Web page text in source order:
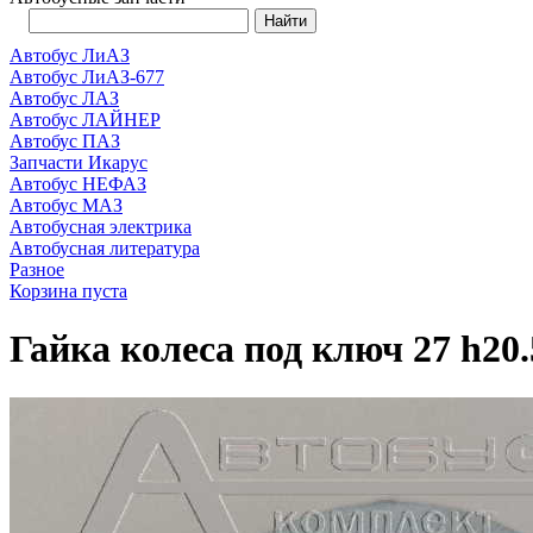
Автобус ЛиАЗ
Автобус ЛиАЗ-677
Автобус ЛАЗ
Автобус ЛАЙНЕР
Автобус ПАЗ
Запчасти Икарус
Автобус НЕФАЗ
Автобус МАЗ
Автобусная электрика
Автобусная литература
Разное
Корзина пуста
Гайка колеса под ключ 27